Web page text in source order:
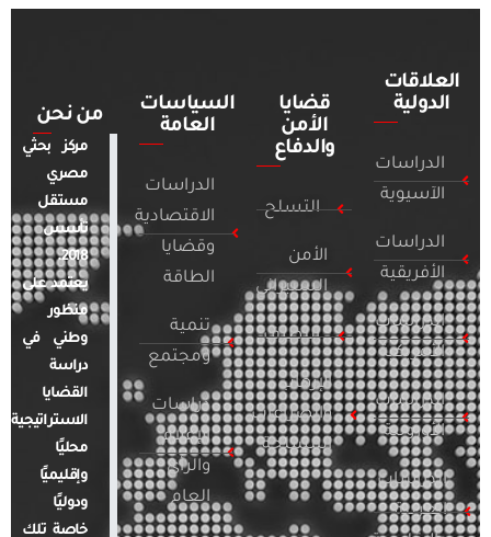
العلاقات
الدولية
الدراسات
الآسيوية
الدراسات
الأفريقية
الدراسات
الأمريكية
الدراسات
الأوروبية
الدراسات
العربية
قضايا
الأمن
والدفاع
التسلح
الأمن
السيبراني
التطرف
الإرهاب
والصراعات
المسلحة
السياسات
العامة
الدراسات
الاقتصادية
وقضايا
الطاقة
تنمية
ومجتمع
دراسات
الإعلام
والرأي
العام
من نحن
مركز بحثي
مصري
مستقل
تأسس
2018.
يعتمد على
منظور
وطني في
دراسة
القضايا
الاستراتيجية
محليًا
وإقليميًا
ودوليًا
خاصة تلك